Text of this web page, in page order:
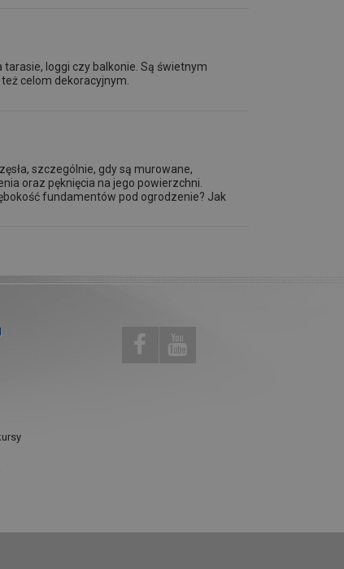
loggi czy balkonie. Są świetnym
celom dekoracyjnym.
szczególnie, gdy są murowane,
oraz pęknięcia na jego powierzchni.
fundamentów pod ogrodzenie? Jak